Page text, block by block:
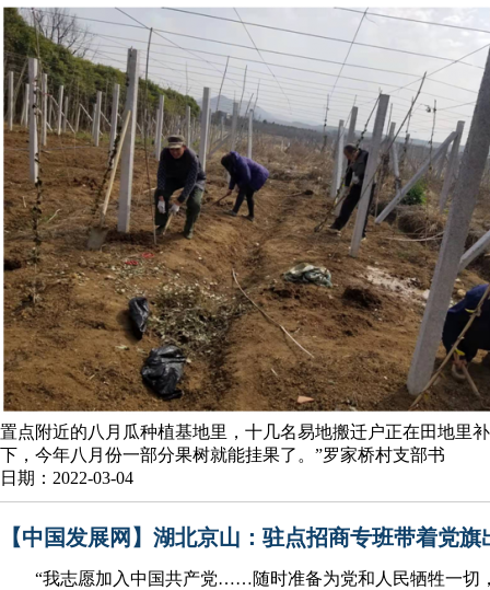
置点附近的八月瓜种植基地里，十几名易地搬迁户正在田地
下，今年八月份一部分果树就能挂果了。”罗家桥村支部书
日期：2022-03-04
【中国发展网】湖北京山：驻点招商专班带着党旗
“我志愿加入中国共产党……随时准备为党和人民牺牲一切，